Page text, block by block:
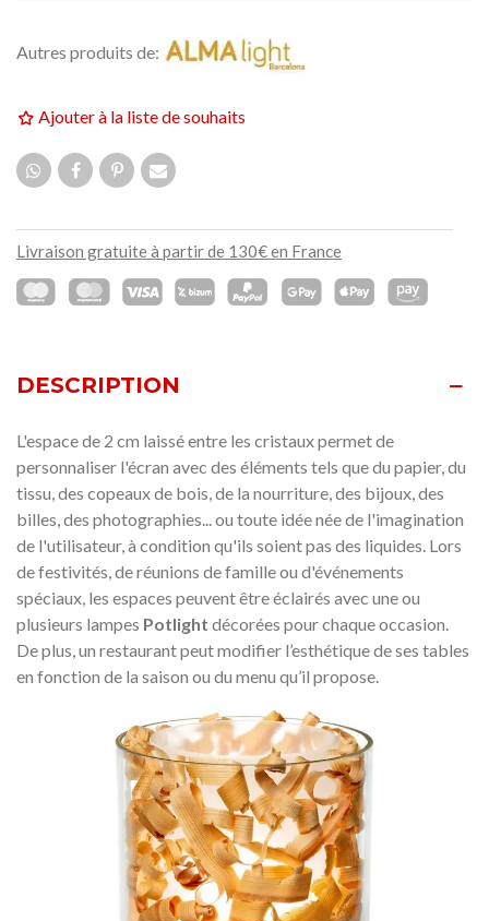
Autres produits de:
Ajouter à la liste de souhaits
Livraison gratuite à partir de 130€ en France
DESCRIPTION
L'espace de 2 cm laissé entre les cristaux permet de
personnaliser l'écran avec des éléments tels que du papier, du
tissu, des copeaux de bois, de la nourriture, des bijoux, des
billes, des photographies... ou toute idée née de l'imagination
de l'utilisateur, à condition qu'ils soient pas des liquides. Lors
de festivités, de réunions de famille ou d'événements
spéciaux, les espaces peuvent être éclairés avec une ou
plusieurs lampes Potlight décorées pour chaque occasion.
De plus, un restaurant peut modifier l’esthétique de ses tables
en fonction de la saison ou du menu qu’il propose.